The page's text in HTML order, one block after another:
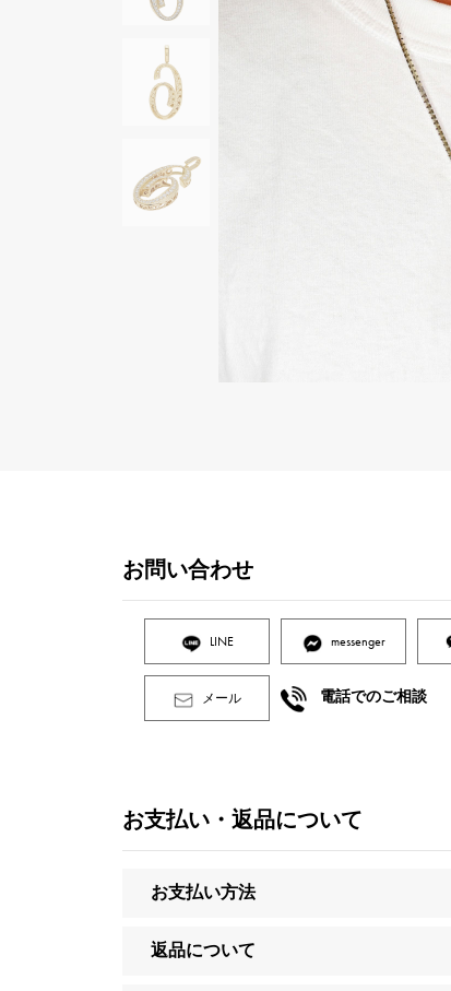
お問い合わせ
LINE messenger
メール 電話でのご相談
お支払い・返品について
お支払い方法
返品について